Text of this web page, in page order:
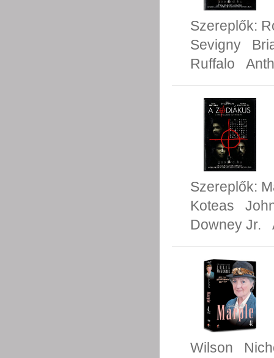
Szereplők:
Sevigny
Ruffalo
Szereplők:
Koteas
Downey Jr.
Wilson